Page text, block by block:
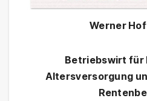
Werner
Betriebswirt für
Altersversorgung